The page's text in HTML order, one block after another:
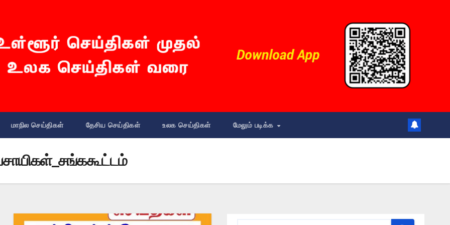
மாநில செய்திகள் தேசிய செய்திகள் உலக செய்திகள் மேலும் படிக்க